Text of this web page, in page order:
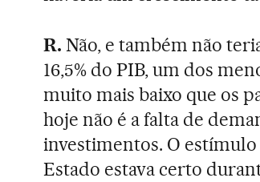
R. Não, e também não
16,5% do PIB, um dos
muito mais baixo que os
hoje não é a falta de
investimentos. O
Estado estava certo